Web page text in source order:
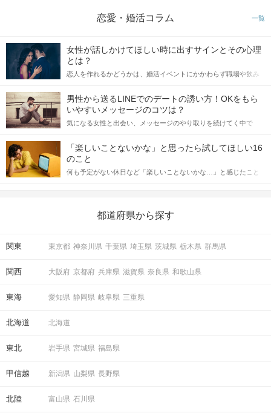
STEP4 アピールタイム
STEP6 結果発表
恋愛・婚活コラム 一覧
女性が話しかけてほしい時に出すサインとその心理
とは？
恋人を作れるかどうかは、婚活イベントにかかわらず職場や飲み
てアプローチできるかにも左右されます。 これから恋人作りを本
格的に始めようとしている方は、女性が異性を求めて出すサイン
をしっかりと理解し、正しい行動に移せるかどうかが重要。 この
記事では、女性が話しかけて欲しい時に出すサインとその心理を
合にどのような行動に繋げるべきかをご紹介していきます。
男性から送るLINEでのデートの誘い方！OKをもら
いやすいメッセージのコツは？
気になる女性と出会い、メッセージのやり取りを続けてく中で
しかし、中には「どう誘ったらいいの？」とお困りの男性もいら
っしゃるのではないでしょうか。 そこで今回は、男性から女性へ
送るLINEでのデートの誘い方のコツをご紹介します。例文も混じ
えながら解説するので、ぜひ参考にしてください。
「楽しいことないかな」と思ったら試してほしい16
のこと
何も予定がない休日など「楽しいことないかな…」と感じたこと
の楽しいことアイデアを集めました♪ いままさに楽しいことを探し
都道府県から探す
関東 東京都 神奈川県 千葉県 埼玉県 茨城県 栃木県 群馬県
関西 大阪府 京都府 兵庫県 滋賀県 奈良県 和歌山県
東海 愛知県 静岡県 岐阜県 三重県
北海道 北海道
東北 岩手県 宮城県 福島県
甲信越 新潟県 山梨県 長野県
北陸 富山県 石川県